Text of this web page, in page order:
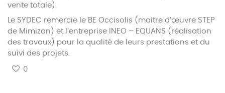
vente totale).
Le SYDEC remercie le BE Occisolis (maitre d’œuvre STEP
de Mimizan) et l’entreprise INEO – EQUANS (réalisation
des travaux) pour la qualité de leurs prestations et du
suivi des projets.
0